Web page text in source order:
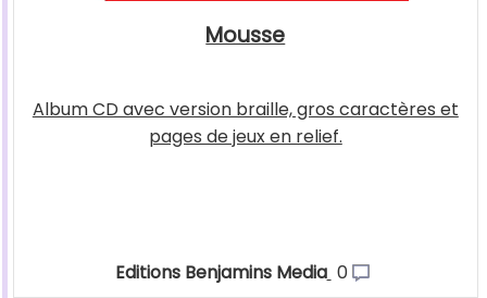
Mousse
Album CD avec version braille, gros caractères et
pages de jeux en relief.
Editions Benjamins Media 0